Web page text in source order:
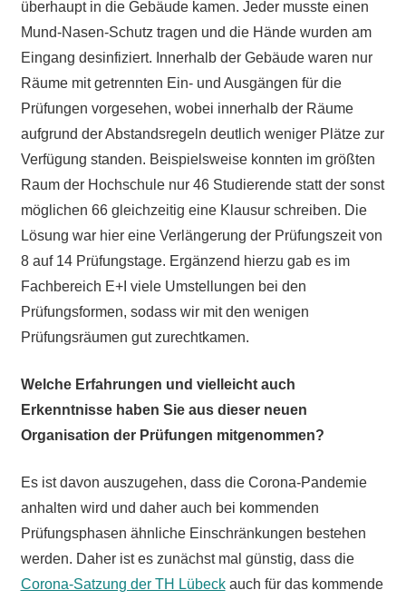
überhaupt in die Gebäude kamen. Jeder musste einen
Mund-Nasen-Schutz tragen und die Hände wurden am
Eingang desinfiziert. Innerhalb der Gebäude waren nur
Räume mit getrennten Ein- und Ausgängen für die
Prüfungen vorgesehen, wobei innerhalb der Räume
aufgrund der Abstandsregeln deutlich weniger Plätze zur
Verfügung standen. Beispielsweise konnten im größten
Raum der Hochschule nur 46 Studierende statt der sonst
möglichen 66 gleichzeitig eine Klausur schreiben. Die
Lösung war hier eine Verlängerung der Prüfungszeit von
8 auf 14 Prüfungstage. Ergänzend hierzu gab es im
Fachbereich E+I viele Umstellungen bei den
Prüfungsformen, sodass wir mit den wenigen
Prüfungsräumen gut zurechtkamen.
Welche Erfahrungen und vielleicht auch
Erkenntnisse haben Sie aus dieser neuen
Organisation der Prüfungen mitgenommen?
Es ist davon auszugehen, dass die Corona-Pandemie
anhalten wird und daher auch bei kommenden
Prüfungsphasen ähnliche Einschränkungen bestehen
werden. Daher ist es zunächst mal günstig, dass die
Corona-Satzung der TH Lübeckauch für das kommende